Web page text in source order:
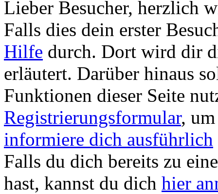
Lieber Besucher, herzlich
Falls dies dein erster
Hilfe durch. Dort wird dir
erläutert. Darüber hinaus
Funktionen dieser Seite
Registrierungsformular,
informiere dich ausführlich
Falls du dich bereits zu
hast, kannst du dich hier